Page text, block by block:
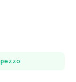
pezzo